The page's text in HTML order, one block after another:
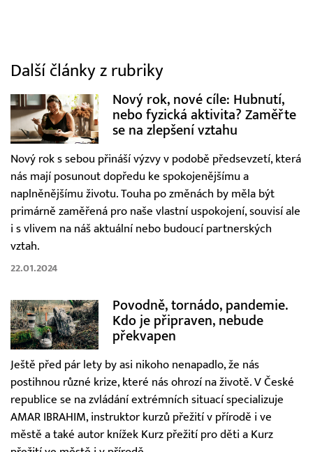
Další články z rubriky
Nový rok, nové cíle: Hubnutí,
nebo fyzická aktivita? Zaměřte
se na zlepšení vztahu
Nový rok s sebou přináší výzvy v podobě předsevzetí, která
nás mají posunout dopředu ke spokojenějšímu a
naplněnějšímu životu. Touha po změnách by měla být
primárně zaměřená pro naše vlastní uspokojení, souvisí ale
i s vlivem na náš aktuální nebo budoucí partnerských
vztah.
22.01.2024
Povodně, tornádo, pandemie.
Kdo je připraven, nebude
překvapen
Ještě před pár lety by asi nikoho nenapadlo, že nás
postihnou různé krize, které nás ohrozí na životě. V České
republice se na zvládání extrémních situací specializuje
AMAR IBRAHIM, instruktor kurzů přežití v přírodě i ve
městě a také autor knížek Kurz přežití pro děti a Kurz